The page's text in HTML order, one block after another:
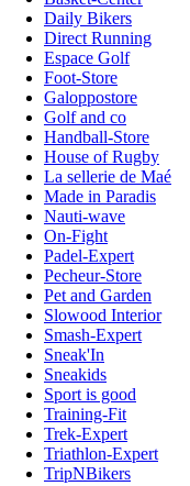
Daily Bikers
Direct Running
Espace Golf
Foot-Store
Galoppostore
Golf and co
Handball-Store
House of Rugby
La sellerie de Maé
Made in Paradis
Nauti-wave
On-Fight
Padel-Expert
Pecheur-Store
Pet and Garden
Slowood Interior
Smash-Expert
Sneak'In
Sneakids
Sport is good
Training-Fit
Trek-Expert
Triathlon-Expert
TripNBikers